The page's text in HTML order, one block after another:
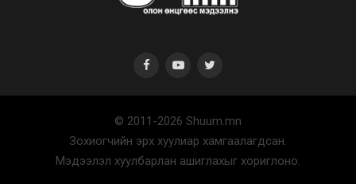
тоогоор төгссөн бо...
Улаанбаатарт өдөртөө 30 хэм дулаан
2026/08/07
© 2011-2026 Shuum.mn
Зохиогчийн эрх хуулиар хамгаалагдсан.
Мэдээлэл хуулбарлан ашиглахыг хориглоно.